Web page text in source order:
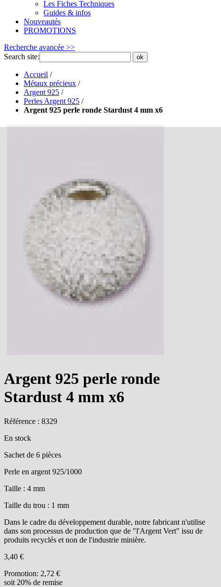
Les Fiches Techniques
Guides & infos
Nouveautés
PROMOTIONS
Recherche avancée >>
Search site:
ok
Accueil /
Métaux précieux /
Argent 925 /
Perles Argent 925 /
Argent 925 perle ronde Stardust 4 mm x6
Argent 925 perle ronde
Stardust 4 mm x6
Référence : 8329
En stock
Sachet de 6 pièces
Perle en argent 925/1000
Taille : 4 mm
Taille du trou : 1 mm
Dans le cadre du développement durable, notre fabricant n'utilise
dans son processus de production que de "l'Argent Vert" issu de
produits recyclés et non de l'industrie minière.
3,40 €
Promotion: 2,72 €
soit 20% de remise